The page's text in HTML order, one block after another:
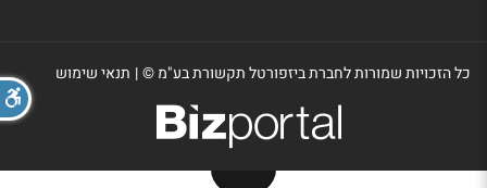
כל הזכויות שמורות לחברת ביזפורטל תקשורת בע"מ ©| תנאי שימוש